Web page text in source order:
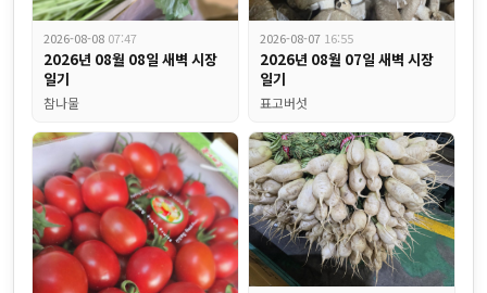
2026-08-08 07:47
2026년 08월 08일 새벽 시장
일기
참나물
2026-08-07 16:55
2026년 08월 07일 새벽 시장
일기
표고버섯